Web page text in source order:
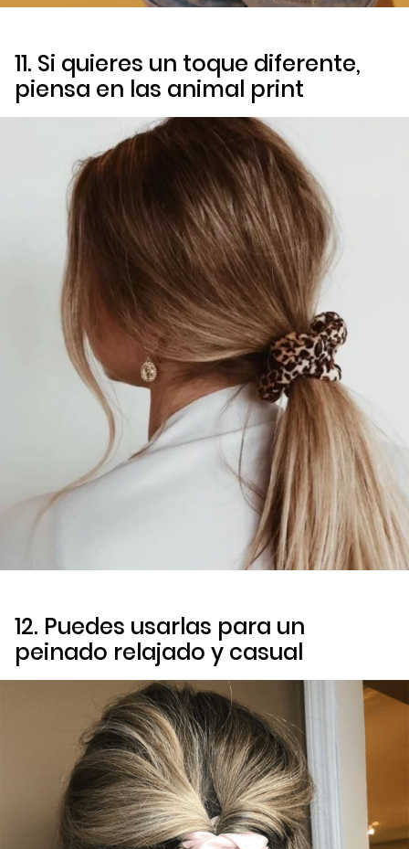
11. Si quieres un toque diferente,
piensa en las animal print
12. Puedes usarlas para un
peinado relajado y casual